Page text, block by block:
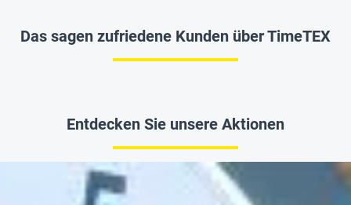
Das sagen zufriedene Kunden über TimeTEX
Entdecken Sie unsere Aktionen